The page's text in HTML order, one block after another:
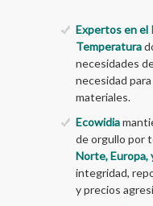
Expertos en el
Temperatura
necesidades
necesidad
materiales.
Ecowidia
de orgullo por
Norte, Europa,
integridad,
y precios